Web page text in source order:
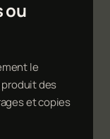
ou
le
des
et copies